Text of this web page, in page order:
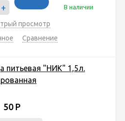
+ В наличии
просмотр
Сравнение
питьевая "НИК" 1,5л.
50 Р